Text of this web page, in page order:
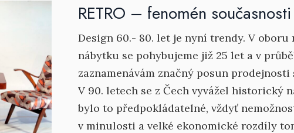
RETRO – fenomén současnosti
Design 60.- 80. let je nyní trendy. V
nábytku se pohybujeme již 25 let a v
zaznamenávám značný posun
V 90. letech se z Čech vyvážel historický
bylo to předpokládatelné, vždyť
v minulosti a velké ekonomické rozdíly